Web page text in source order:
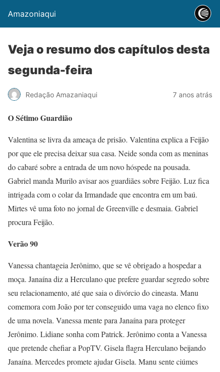
Amazoniaqui
Veja o resumo dos capítulos desta
segunda-feira
Redação Amazaniaqui 7 anos atrás
O Sétimo Guardião
Valentina se livra da ameaça de prisão. Valentina explica a Feijão
por que ele precisa deixar sua casa. Neide sonda com as meninas
do cabaré sobre a entrada de um novo hóspede na pousada.
Gabriel manda Murilo avisar aos guardiães sobre Feijão. Luz fica
intrigada com o colar da Irmandade que encontra em um baú.
Mirtes vê uma foto no jornal de Greenville e desmaia. Gabriel
procura Feijão.
Verão 90
Vanessa chantageia Jerônimo, que se vê obrigado a hospedar a
moça. Janaína diz a Herculano que prefere guardar segredo sobre
seu relacionamento, até que saia o divórcio do cineasta. Manu
comemora com João por ter conseguido uma vaga no elenco fixo
de uma novela. Vanessa mente para Janaína para proteger
Jerônimo. Lidiane sonha com Patrick. Jerônimo conta a Vanessa
que pretende chefiar a PopTV. Gisela flagra Herculano beijando
Janaína. Mercedes promete ajudar Gisela. Manu sente ciúmes